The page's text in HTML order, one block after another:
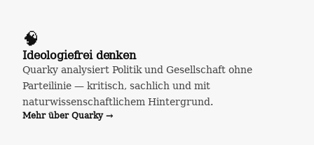
🧠
Ideologiefrei denken
Quarky analysiert Politik und Gesellschaft ohne
Parteilinie — kritisch, sachlich und mit
naturwissenschaftlichem Hintergrund.
Mehr über Quarky →